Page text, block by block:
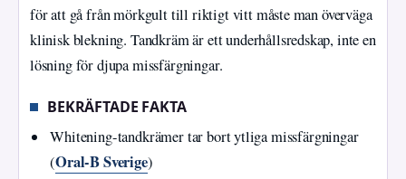
för att gå från mörkgult till riktigt vitt måste man överväga
klinisk blekning. Tandkräm är ett underhållsredskap, inte en
lösning för djupa missfärgningar.
BEKRÄFTADE FAKTA
Whitening-tandkrämer tar bort ytliga missfärgningar
(Oral‑B Sverige)